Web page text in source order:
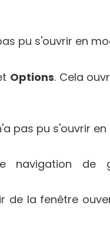
Options. Cela
navigation de
de la fenêtre